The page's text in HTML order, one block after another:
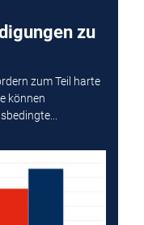
zu
zum Teil harte
können